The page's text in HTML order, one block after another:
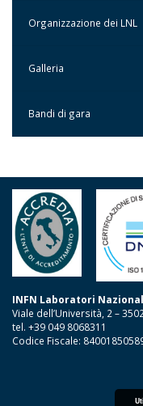
Organizzazione dei LNL
Galleria
Bandi di gara
INFN Laboratori
Viale dell’Università, 2 –
tel. +39 049 8068311
Codice Fiscale: